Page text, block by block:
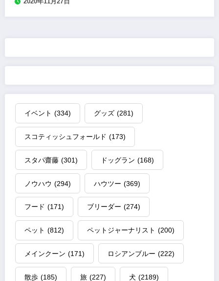
イベント (334) グッズ (281)
スコティッシュフォールド (173)
スタパ齋藤 (301) ドッグラン (168)
ノウハウ (294) ハウツー (369)
フード (171) ブリーダー (274)
ペット (812) ペットジャーナリスト (200)
メインクーン (171) ロシアンブルー (222)
散歩 (185) 旅 (227) 犬 (2189)